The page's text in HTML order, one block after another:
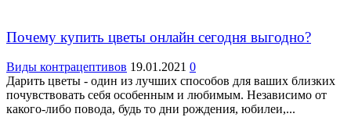
Почему купить цветы онлайн сегодня выгодно?
Виды контрацептивов 19.01.2021 0
Дарить цветы - один из лучших способов для ваших близких
почувствовать себя особенным и любимым. Независимо от
какого-либо повода, будь то дни рождения, юбилеи,...